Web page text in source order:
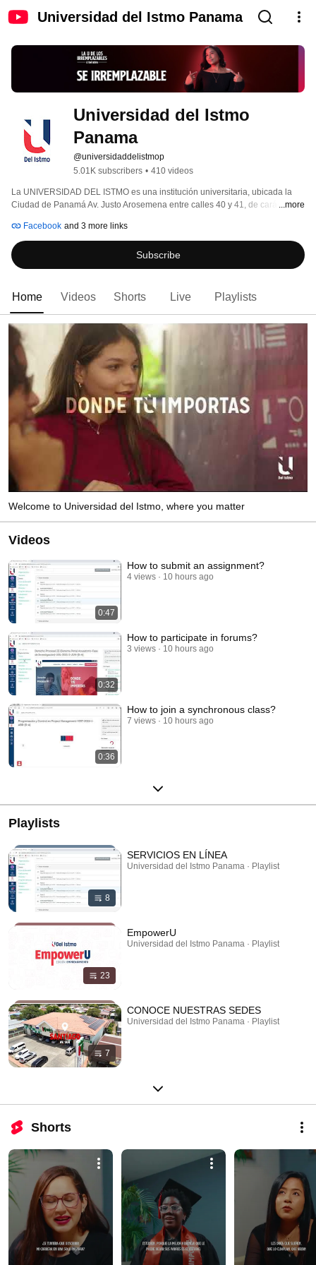
Universidad del Istmo Panama
Universidad del Istmo
Panama
@universidaddelistmop
5.01K subscribers • 410 videos
La UNIVERSIDAD DEL ISTMO es una institución universitaria, ubicada la
Ciudad de Panamá Av. Justo Arosemena entre calles 40 y 41, de carácter
mediante Resolución N°. 18 del 30 de diciembre de 1987 en base al
Decreto Ley N° 16 del 11 de julio de 1963 y con sedes Alternas en la Ciudad
de David Chiriquí, La Chorrera, Metromall, Colón, Santiago y Chitré
...more
Facebook and 3 more links
Subscribe
Home Videos Shorts Live Playlists
Welcome to Universidad del Istmo, where you matter
Videos
0:47
How to submit an assignment?
4 views 10 hours ago
0:32
How to participate in forums?
3 views 10 hours ago
0:36
How to join a synchronous class?
7 views 10 hours ago
Playlists
8
SERVICIOS EN LÍNEA
Universidad del Istmo Panama · Playlist
23
EmpowerU
Universidad del Istmo Panama · Playlist
7
CONOCE NUESTRAS SEDES
Universidad del Istmo Panama · Playlist
Shorts